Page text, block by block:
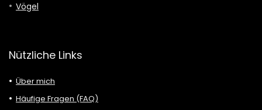
Vögel
Nützliche Links
Über mich
Häufige Fragen (FAQ)